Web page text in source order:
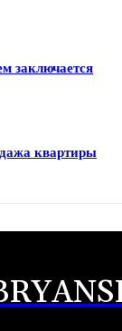
заключается
квартиры